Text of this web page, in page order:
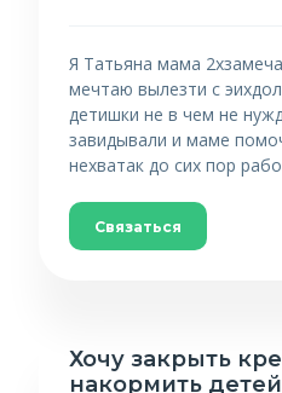
Я Татьяна мама
мечтаю вылезти с
детишки не в чем не
завидывали и маме
нехватак до сих пор
Связаться
Хочу закрыть
накормить